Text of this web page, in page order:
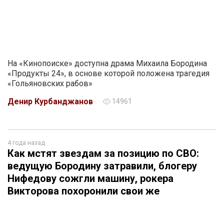
На «Кинопоиске» доступна драма Михаила Бородина
«Продукты 24», в основе которой положена трагедия
«Гольяновских рабов»
Денир Курбанджанов
14961
4 года назад
Как мстят звездам за позицию по СВО:
ведущую Бородину затравили, блогеру
Нифедову сожгли машину, рокера
Викторова похоронили свои же